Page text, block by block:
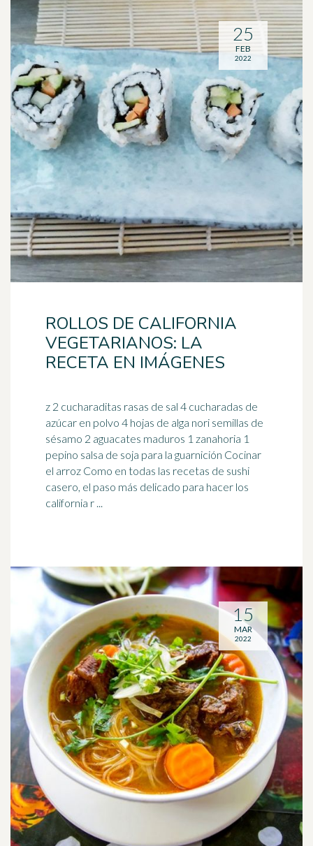
ROLLOS DE CALIFORNIA
VEGETARIANOS: LA
RECETA EN IMÁGENES
z 2 cucharaditas rasas de sal 4 cucharadas de
azúcar en polvo 4 hojas de alga nori semillas de
sésamo 2 aguacates maduros 1 zanahoria 1
pepino salsa de soja para la guarnición Cocinar
el arroz Como en todas las recetas de sushi
casero, el paso más delicado para hacer los
california r ...
25
FEB
2022
15
MAR
2022